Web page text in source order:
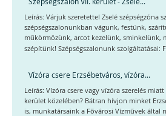
Leírás: Várjuk szeretettel Zselé szépségzóna
szépségszalonunkban vágunk, festünk,
műkörmözünk, arcot kezelünk, sminkelünk,
szépítünk! Szépségszalonunk szolgáltatásai:
Vízóra csere Erzsébetváros, vízóra...
Leírás: Vízóra csere vagy vízóra szerelés
kerület közelében? Bátran hívjon minket
is, munkatársaink a Fővárosi Vízművek által